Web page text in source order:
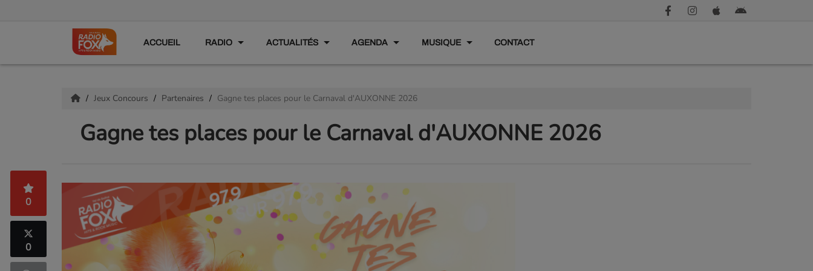
ACCUEIL RADIO ACTUALITÉS AGENDA MUSIQUE CONTACT
Jeux Concours Partenaires Gagne tes places pour le Carnaval d'AUXONNE 2026
Gagne tes places pour le Carnaval d'AUXONNE 2026
0
0